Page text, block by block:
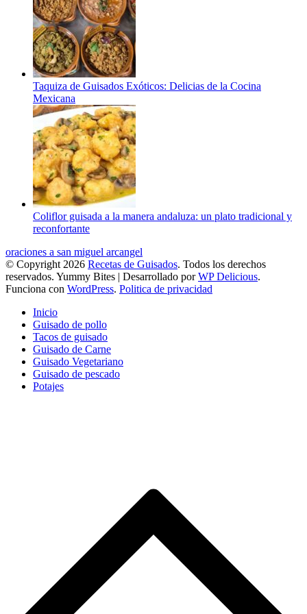
Taquiza de Guisados Exóticos: Delicias de la Cocina
Mexicana
Coliflor guisada a la manera andaluza: un plato tradicional y
reconfortante
oraciones a san miguel arcangel
© Copyright 2026 Recetas de Guisados. Todos los derechos
reservados. Yummy Bites | Desarrollado porWP Delicious.
Funciona con WordPress. Politica de privacidad
Inicio
Guisado de pollo
Tacos de guisado
Guisado de Carne
Guisado Vegetariano
Guisado de pescado
Potajes